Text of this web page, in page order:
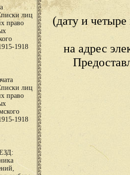
лиц
право
1918
лиц
право
1918
(дату и
на адрес